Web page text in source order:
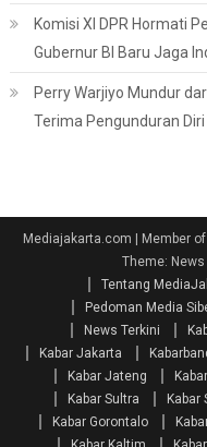
Komisi XI DPR Hormati
Gubernur BI Baru Jaga
Perry Warjiyo Mundur
Terima Pengunduran Diri
Mediajakarta.com | Member
Theme: News
Tentang
Pedoman Media
News Terkini
Kabar Jakarta
Kabar Jateng
Kabar Sultra
Kabar
Kabar Gorontalo